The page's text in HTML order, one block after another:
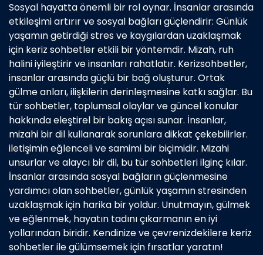
Sosyal hayatta önemli bir rol oynar. İnsanlar arasında
etkileşimi artırır ve sosyal bağları güçlendirir: Günlük
yaşamın getirdiği stres ve kaygılardan uzaklaşmak
için keriz sohbetler etkili bir yöntemdir. Mizah, ruh
halini iyileştirir ve insanları rahatlatır. Kerizsohbetler,
insanlar arasında güçlü bir bağ oluşturur. Ortak
gülme anları, ilişkilerin derinleşmesine katkı sağlar. Bu
tür sohbetler, toplumsal olaylar ve güncel konular
hakkında eleştirel bir bakış açısı sunar. İnsanlar,
mizahi bir dil kullanarak sorunlara dikkat çekebilirler.
iletişimin eğlenceli ve samimi bir biçimidir. Mizahi
unsurlar ve alaycı bir dil, bu tür sohbetleri ilginç kılar.
İnsanlar arasında sosyal bağların güçlenmesine
yardımcı olan sohbetler, günlük yaşamın stresinden
uzaklaşmak için harika bir yoldur. Unutmayın, gülmek
ve eğlenmek, hayatın tadını çıkarmanın en iyi
yollarından biridir. Kendinize ve çevrenizdekilere keriz
sohbetler ile gülümsemek için fırsatlar yaratın!